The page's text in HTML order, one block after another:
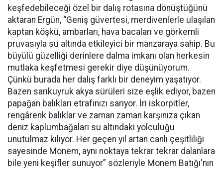
keşfedebileceği özel bir dalış rotasına dönüştüğünü
aktaran Ergün, “Geniş güvertesi, merdivenlerle ulaşılan
kaptan köşkü, ambarları, hava bacaları ve görkemli
pruvasıyla su altında etkileyici bir manzaraya sahip. Bu
büyülü güzelliği derinlere dalma imkanı olan herkesin
mutlaka keşfetmesi gerekir diye düşünüyorum.
Çünkü burada her dalış farklı bir deneyim yaşatıyor.
Bazen sarıkuyruk akya sürüleri size eşlik ediyor, bazen
papağan balıkları etrafınızı sarıyor. İri iskorpitler,
rengârenk balıklar ve zaman zaman karşınıza çıkan
deniz kaplumbağaları su altındaki yolculuğu
unutulmaz kılıyor. Her geçen yıl artan canlı çeşitliliği
sayesinde Monem, aynı noktaya tekrar tekrar dalanlara
bile yeni keşifler sunuyor” sözleriyle Monem Batığı'nın